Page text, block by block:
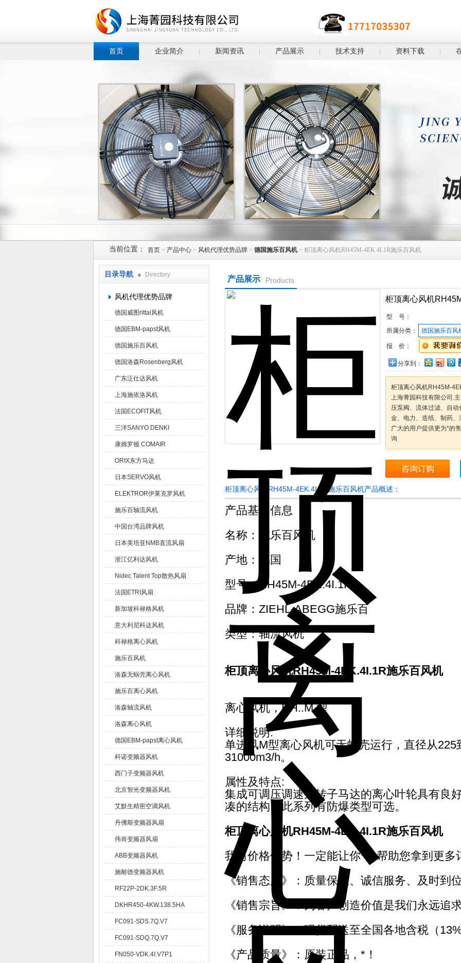
首页 企业简介 新闻资讯 产品展示 技术支持 资料下载
当前位置： 首页 > 产品中心 > 风机代理优势品牌 > 德国施乐百风机> 柜顶离心风机RH45M-4EK.4I.1R施乐百风机
目录导航 Directory
风机代理优势品牌
德国威图rittal风机
德国EBM-papst风机
德国施乐百风机
德国洛森Rosenberg风机
广东泛仕达风机
上海施依洛风机
法国ECOFIT风机
三洋SANYO DENKI
康姆罗顿 COMAIR
ORIX东方马达
日本SERVO风机
ELEKTROR伊莱克罗风机
施乐百轴流风机
中国台湾品牌风机
日本美培亚NMB直流风扇
浙江亿利达风机
Nidec Talent Top散热风扇
法国ETRI风扇
新加坡科禄格风机
意大利尼科达风机
科禄格离心风机
施乐百风机
洛森无蜗壳离心风机
施乐百离心风机
洛森轴流风机
洛森离心风机
德国EBM-papst离心风机
科诺变频器风机
西门子变频器风机
北京智光变频器风机
艾默生精密空调风机
丹佛斯变频器风扇
伟肯变频器风扇
ABB变频器风机
施耐德变频器风机
RF22P-2DK.3F.5R
DKHR450-4KW.138.5HA
FC091-SDS.7Q.V7
FC091-SDQ.7Q.V7
FN050-VDK.4I.V7P1
产品展示 Products
柜顶离心风机
型 号：
所属分类：
德国施乐百风
报 价：
分享到：
柜顶离心风机RH45M-
上海菁园科技有限公司.
压泵阀、流体过滤、自
金、电力、造纸、制药
广大的用户提供更为*的
询
咨询订购
柜顶离心风机RH45M-4EK.4I.1R施乐百风机产品概述：
产品基本信息
名称：施乐百风机
产地：德国
型号：RH45M-4EK.4I.1R
品牌：ZIEHL-ABEGG施乐百
类型：轴流风机
柜顶离心风机RH45M-4EK.4I.1R施乐百风机
离心风机，RH..M 型
详细说明:
单进风M型离心风机可无蜗壳运行，直径从
31000m3/h。
属性及特点:
集成可调压调速外转子马达的离心叶轮具有良
凑的结构。此系列有防爆类型可选。
柜顶离心风机RH45M-4EK.4I.1R施乐百风机
我司价格优势！一定能让你*，帮助您拿到更多
《销售态度》：质量保证、诚信服务、及时到
《销售宗旨》：为客户创造价值是我们永远追
《服务说明》：现货配送至全国各地含税（
《产品质量》：原装正品，*！